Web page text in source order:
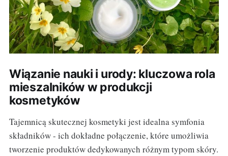
Wiązanie nauki i urody: kluczowa rola
mieszalników w produkcji
kosmetyków
Tajemnicą skutecznej kosmetyki jest idealna symfonia
składników - ich dokładne połączenie, które umożliwia
tworzenie produktów dedykowanych różnym typom skóry.